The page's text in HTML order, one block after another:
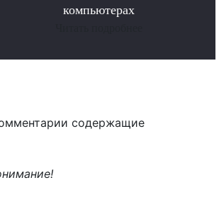
компьютерах
содержащие